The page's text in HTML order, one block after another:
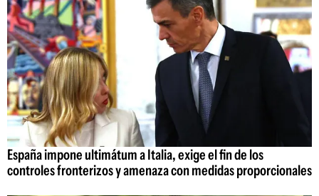
España impone ultimátum a Italia, exige el fin de los
controles fronterizos y amenaza con medidas proporcionales